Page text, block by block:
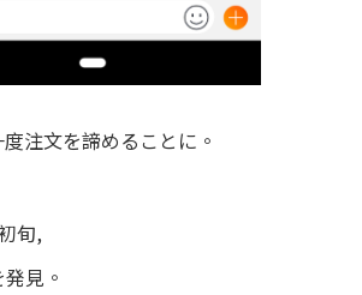
注文を諦めることに。
旬,
見。